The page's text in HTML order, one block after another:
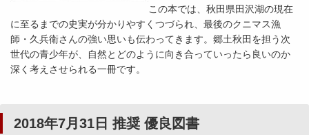
この本では、秋田県田沢湖の現在
に至るまでの史実が分かりやすくつづられ、最後のクニマス漁
師・久兵衛さんの強い思いも伝わってきます。郷土秋田を担う次
世代の青少年が、自然とどのように向き合っていったら良いのか
深く考えさせられる一冊です。
2018年7月31日 推奨 優良図書